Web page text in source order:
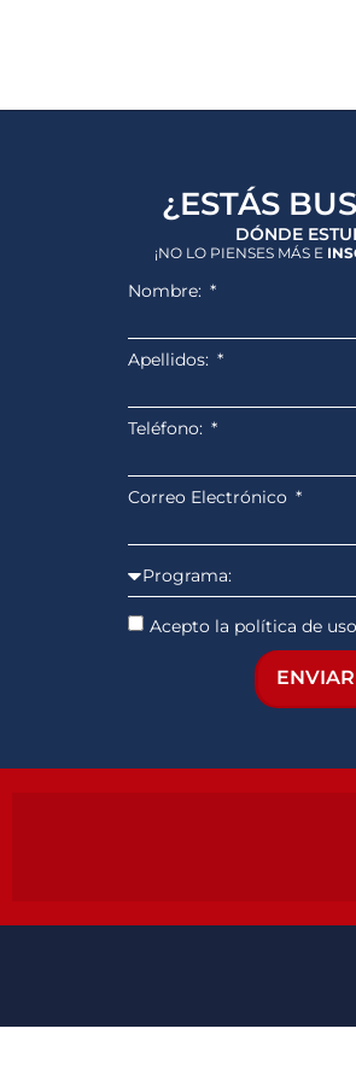
¿ESTÁS
DÓNDE
¡NO LO PIENSES MÁS E
Nombre:
Apellidos:
Teléfono:
Correo Electrónico
Acepto la política de
ENVIAR